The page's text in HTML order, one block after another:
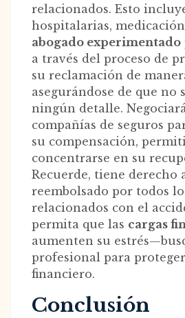
relacionados. Esto
hospitalarias,
abogado experimentado
a través del proceso de
su reclamación de
asegurándose de que no
ningún detalle.
compañías de seguros
su compensación,
concentrarse en su
Recuerde, tiene derecho
reembolsado por todos
relacionados con el
permita que las cargas
aumenten su
profesional para
financiero.
Conclusión